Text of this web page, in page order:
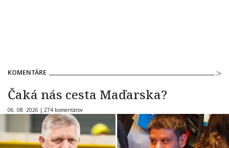
KOMENTÁRE
Čaká nás cesta Maďarska?
06. 08. 2026 | 274 komentárov